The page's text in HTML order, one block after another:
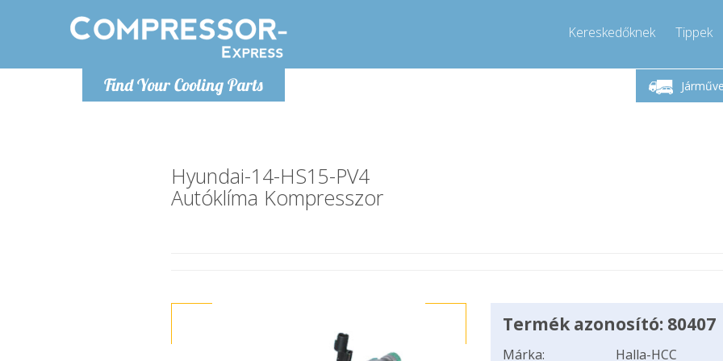
Find Your Cooling Parts
Kereskedőknek Tippek
Hétfő-Péntek 9-17
Hívjon!
Hyundai-14-HS15-PV4
Autóklíma Kompresszor
Termék azonosító: 80407
Márka:
Halla-HCC